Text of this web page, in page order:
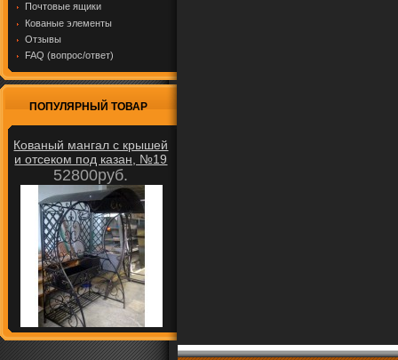
Почтовые ящики
Кованые элементы
Отзывы
FAQ (вопрос/ответ)
ПОПУЛЯРНЫЙ ТОВАР
Кованый мангал с крышей
и отсеком под казан, №19
52800руб.